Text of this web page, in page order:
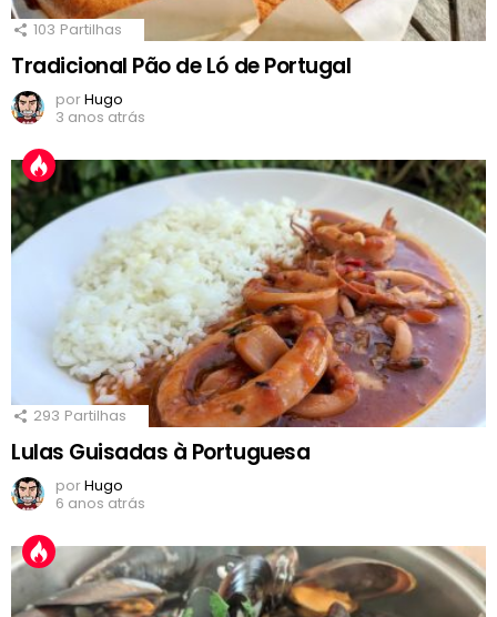
103 Partilhas
Tradicional Pão de Ló de Portugal
porHugo
3 anos atrás
293 Partilhas
Lulas Guisadas à Portuguesa
porHugo
6 anos atrás